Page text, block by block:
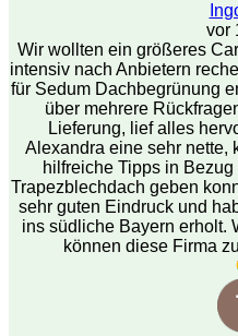
vor
Wir wollten ein größeres
intensiv nach Anbietern
für Sedum Dachbegrünung
über mehrere
Lieferung, lief alles
Alexandra eine sehr nette,
hilfreiche Tipps in
Trapezblechdach geben
sehr guten Eindruck und
ins südliche Bayern erholt.
können diese Firma